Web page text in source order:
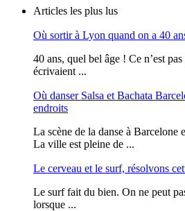
Articles les plus lus
Où sortir à Lyon quand on a 40
40 ans, quel bel âge ! Ce n’est
écrivaient ...
Où danser Salsa et Bachata
endroits
La scène de la danse à Barcelone
La ville est pleine de ...
Le cerveau et le surf, résolvons
Le surf fait du bien. On ne peut
lorsque ...